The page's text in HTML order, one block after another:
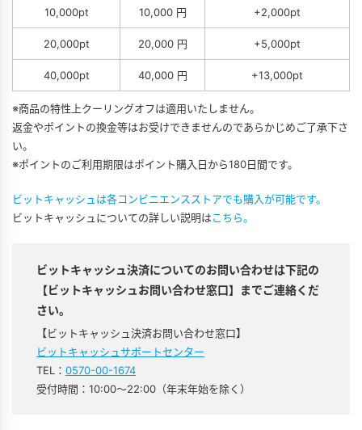
10,000pt 10,000 円 +2,000pt
20,000pt 20,000 円 +5,000pt
40,000pt 40,000 円 +13,000pt
※商品の特性上クーリングオフは適用いたしません。
返金やポイントの換金等はお受けできませんのであらかじめご了承下さ
い。
※ポイントのご利用期限はポイント購入日から180日間です。
ビットキャッシュは各コンビニエンスストアでも購入が可能です。
ビットキャッシュについての詳しい説明はこちら。
ビットキャッシュ決済についてのお問い合わせは下記の
【ビットキャッシュお問い合わせ窓口】までご連絡くだ
さい。
【ビットキャッシュ決済お問い合わせ窓口】
ビットキャッシュサポートセンター
TEL： 0570-00-1674
受付時間：10:00～22:00（年末年始を除く）